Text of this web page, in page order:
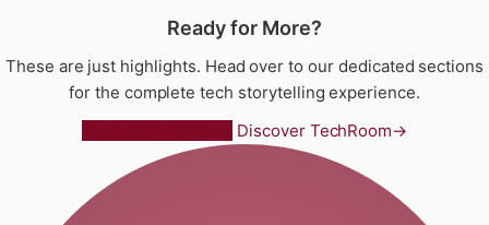
Ready for More?
These are just highlights. Head over to our dedicated sections
for the complete tech storytelling experience.
Discover TechRoom→